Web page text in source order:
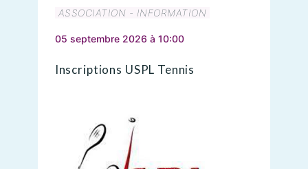
ASSOCIATION - INFORMATION
05 septembre 2026 à 10:00
Inscriptions USPL Tennis